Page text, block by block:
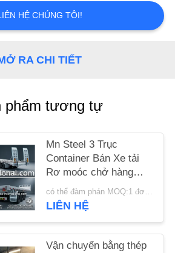
HỆ CHÚNG TÔI!
RA CHI TIẾT
phẩm tương tự
Mn Steel 3 Trục
Container Bán Xe tải
Rơ moóc chở hàng
nặng
có thể đàm phán MOQ:1 đơn vị
LIÊN HỆ
Vận chuyển bằng thép